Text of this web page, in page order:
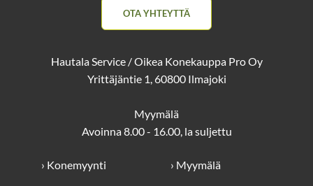
Leikkuukorkeudet 20 - 90mm (Sähköinen säätö)
15kg
Robotin IP-luokka
OTA YHTEYTTÄ
Hautala Service / Oikea Konekauppa Pro Oy
Yrittäjäntie 1, 60800 Ilmajoki
Myymälä
Avoinna 8.00 - 16.00, la suljettu
› Konemyynti › Myymälä